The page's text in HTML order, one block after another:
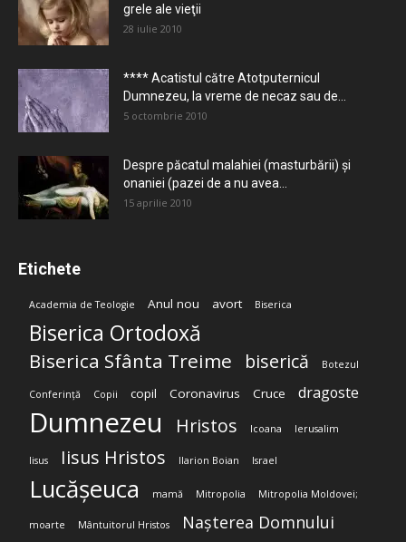
grele ale vieţii
28 iulie 2010
**** Acatistul către Atotputernicul
Dumnezeu, la vreme de necaz sau de...
5 octombrie 2010
Despre păcatul malahiei (masturbării) şi
onaniei (pazei de a nu avea...
15 aprilie 2010
Etichete
Academia de Teologie Anul nou avort Biserica
Biserica Ortodoxă
Biserica Sfânta Treime biserică Botezul
Conferință Copii copil Coronavirus Cruce dragoste
Dumnezeu Hristos Icoana Ierusalim
Iisus Iisus Hristos Ilarion Boian Israel
Lucășeuca mamă Mitropolia Mitropolia Moldovei;
moarte Mântuitorul Hristos Nașterea Domnului